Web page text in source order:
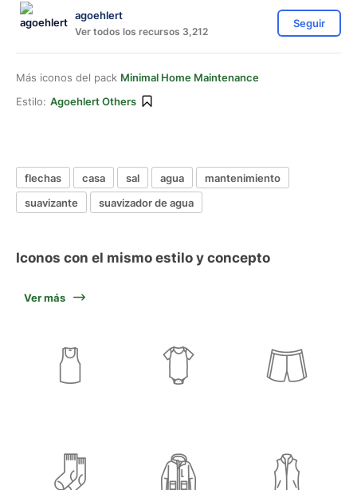
agoehlert
Ver todos los recursos 3,212
Seguir
Más iconos del pack Minimal Home Maintenance
Estilo: Agoehlert Others
flechas casa sal agua
mantenimiento
suavizante
suavizador de agua
Iconos con el mismo estilo y concepto
Ver más